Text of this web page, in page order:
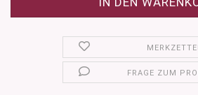
FRAGE ZUM